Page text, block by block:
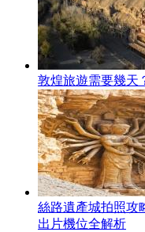
敦煌旅遊需要幾天
絲路遺產城拍照攻
出片機位全解析